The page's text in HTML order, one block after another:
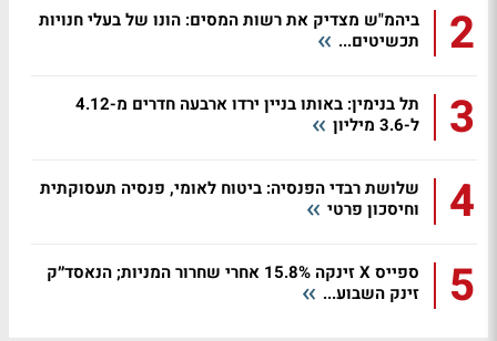
2
ביהמ"ש מצדיק את רשות המסים: הונו של בעלי חנויות
תכשיטים...
3
תל בנימין: באותו בניין ירדו ארבעה חדרים מ-4.12
ל-3.6 מיליון
4
שלושת רבדי הפנסיה: ביטוח לאומי, פנסיה תעסוקתית
וחיסכון פרטי
5
ספייס X זינקה 15.8% אחרי שחרור המניות; הנאסד״ק
זינק השבוע...